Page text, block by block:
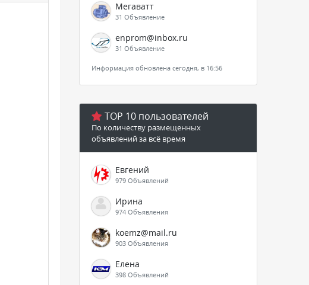
Мегаватт
31 Объявление
enprom@inbox.ru
31 Объявление
Информация обновлена сегодня, в 16:56
TOP 10 пользователей
По количеству размещенных
объявлений за всё время
Евгений
979 Объявлений
Ирина
974 Объявления
koemz@mail.ru
903 Объявления
Елена
398 Объявлений